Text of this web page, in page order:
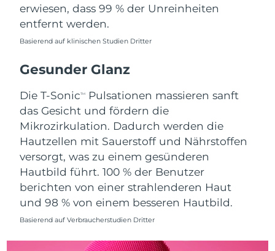
erwiesen, dass 99 % der Unreinheiten
entfernt werden.
Basierend auf klinischen Studien Dritter
Gesunder Glanz
Die T-SonicTM
Pulsationen massieren sanft
das Gesicht und fördern die
Mikrozirkulation. Dadurch werden die
Hautzellen mit Sauerstoff und Nährstoffen
versorgt, was zu einem gesünderen
Hautbild führt. 100 % der Benutzer
berichten von einer strahlenderen Haut
und 98 % von einem besseren Hautbild.
Basierend auf Verbraucherstudien Dritter
Monaco
Erwartete Lieferung
09/08/2026
Niederlande
Norwegen
08/08/2026
Oman
Philippinen
Erwartete Lieferung
11/08/2026